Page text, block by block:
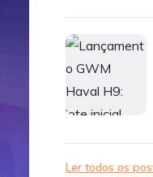
Ler todos os